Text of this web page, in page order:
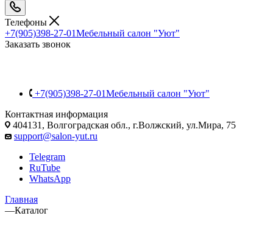
Телефоны
+7(905)398-27-01Мебельный салон "Уют"
Заказать звонок
+7(905)398-27-01Мебельный салон "Уют"
Контактная информация
404131, Волгоградская обл., г.Волжский, ул.Мира, 75
support@salon-yut.ru
Telegram
RuTube
WhatsApp
Главная
—Каталог